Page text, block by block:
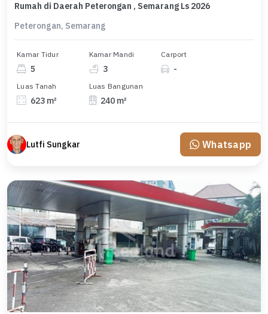
Rumah di Daerah Peterongan , Semarang Ls 2026
Peterongan, Semarang
Kamar Tidur
5
Kamar Mandi
3
Carport
-
Luas Tanah
623 m²
Luas Bangunan
240 m²
Lutfi Sungkar Whatsapp